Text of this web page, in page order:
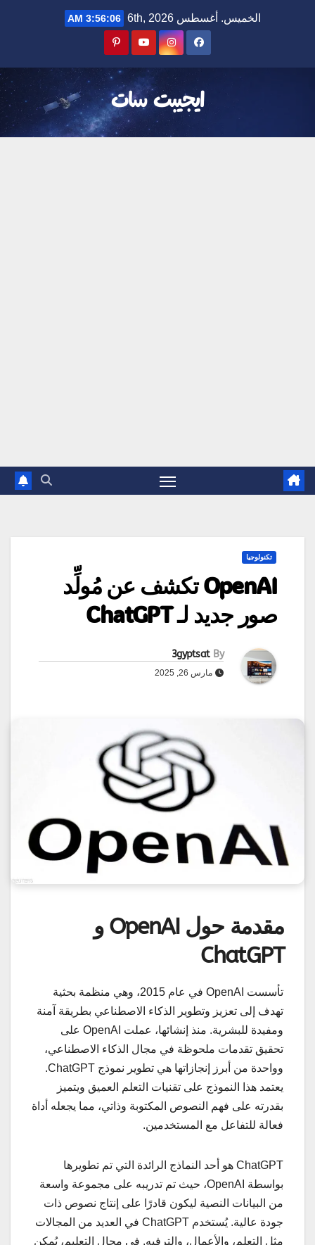
الخميس. أغسطس 6th, 2026 3:56:07 AM
ايجيبت سات
تكنولوجيا
OpenAI تكشف عن مُولِّد
صور جديد لـ ChatGPT
By
3gyptsat
مارس 26, 2025
مقدمة حول OpenAI و
ChatGPT
تأسست OpenAI في عام 2015، وهي منظمة بحثية
تهدف إلى تعزيز وتطوير الذكاء الاصطناعي بطريقة آمنة
ومفيدة للبشرية. منذ إنشائها، عملت OpenAI على
تحقيق تقدمات ملحوظة في مجال الذكاء الاصطناعي،
وواحدة من أبرز إنجازاتها هي تطوير نموذج ChatGPT.
يعتمد هذا النموذج على تقنيات التعلم العميق ويتميز
بقدرته على فهم النصوص المكتوبة وذاتي، مما يجعله أداة
فعالة للتفاعل مع المستخدمين.
ChatGPT هو أحد النماذج الرائدة التي تم تطويرها
بواسطة OpenAI، حيث تم تدريبه على مجموعة واسعة
من البيانات النصية ليكون قادرًا على إنتاج نصوص ذات
جودة عالية. يُستخدم ChatGPT في العديد من المجالات
مثل التعلم، والأعمال، والترفيه. في مجال التعليم، يُمكن